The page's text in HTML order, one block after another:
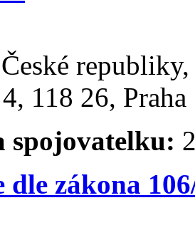
118 26,
spojovatelku:
zákona